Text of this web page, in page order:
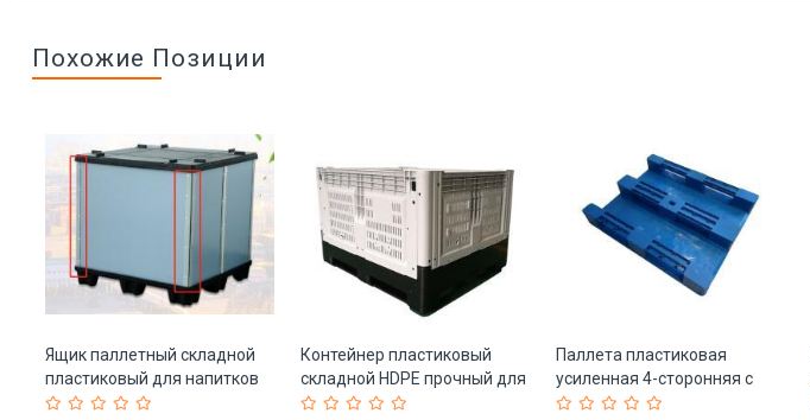
Похожие Позиции
Ящик паллетный складной
пластиковый для напитков
(арт. 25-5081794)
Контейнер пластиковый
складной HDPE прочный для
хранения (арт. 25-5081919)
Паллета пластиковая
усиленная 4-сторонняя с
усилением сталью (арт. 25-